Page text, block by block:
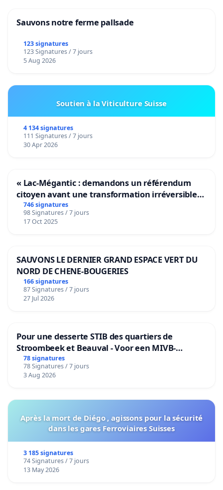
Sauvons notre ferme pallsade
123 signatures
123 Signatures / 7 jours
5 Aug 2026
Soutien à la Viticulture Suisse
4 134 signatures
111 Signatures / 7 jours
30 Apr 2026
« Lac-Mégantic : demandons un référendum
citoyen avant une transformation irréversible
de notre territoire »
746 signatures
98 Signatures / 7 jours
17 Oct 2025
SAUVONS LE DERNIER GRAND ESPACE VERT DU
NORD DE CHENE-BOUGERIES
166 signatures
87 Signatures / 7 jours
27 Jul 2026
Pour une desserte STIB des quartiers de
Stroombeek et Beauval - Voor een MIVB-
bediening van de wijken Strombeek en Het
Voor
78 signatures
78 Signatures / 7 jours
3 Aug 2026
Après la mort de Diégo , agissons pour la sécurité
dans les gares Ferroviaires Suisses
3 185 signatures
74 Signatures / 7 jours
13 May 2026